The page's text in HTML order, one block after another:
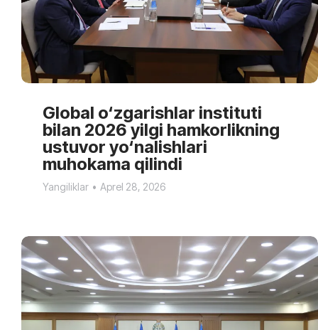
Global o‘zgarishlar instituti
bilan 2026 yilgi hamkorlikning
ustuvor yo‘nalishlari
muhokama qilindi
Yangiliklar Aprel 28, 2026